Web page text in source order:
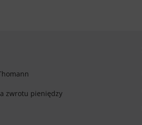
zwrotu pieniędzy